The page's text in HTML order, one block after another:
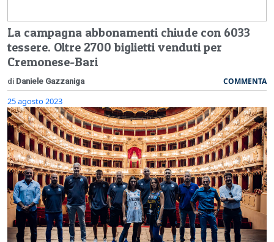
La campagna abbonamenti chiude con 6033
tessere. Oltre 2700 biglietti venduti per
Cremonese-Bari
di Daniele Gazzaniga COMMENTA
25 agosto 2023